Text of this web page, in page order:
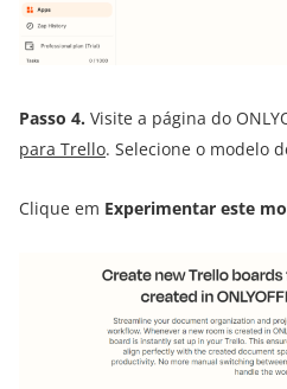
Passo 4. Visite a página do
para Trello. Selecione o modelo
Clique em Experimentar este